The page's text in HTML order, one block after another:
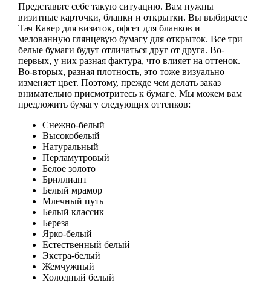
Представьте себе такую ситуацию. Вам нужны
визитные карточки, бланки и открытки. Вы выбираете
Тач Кавер для визиток, офсет для бланков и
мелованную глянцевую бумагу для открыток. Все три
белые бумаги будут отличаться друг от друга. Во-
первых, у них разная фактура, что влияет на оттенок.
Во-вторых, разная плотность, это тоже визуально
изменяет цвет. Поэтому, прежде чем делать заказ
внимательно присмотритесь к бумаге. Мы можем вам
предложить бумагу следующих оттенков:
Снежно-белый
Высокобелый
Натуральный
Перламутровый
Белое золото
Бриллиант
Белый мрамор
Млечный путь
Белый классик
Береза
Ярко-белый
Естественный белый
Экстра-белый
Жемчужный
Холодный белый